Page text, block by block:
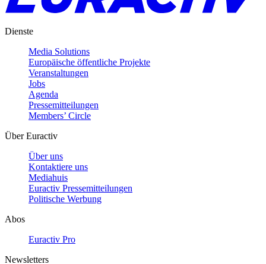
Dienste
Media Solutions
Europäische öffentliche Projekte
Veranstaltungen
Jobs
Agenda
Pressemitteilungen
Members’ Circle
Über Euractiv
Über uns
Kontaktiere uns
Mediahuis
Euractiv Pressemitteilungen
Politische Werbung
Abos
Euractiv Pro
Newsletters